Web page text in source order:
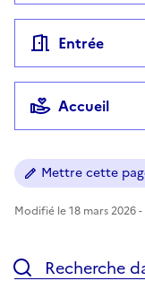
Entrée
Accueil
Mettre cette
Modifié le 18 mars 2026
Recherche